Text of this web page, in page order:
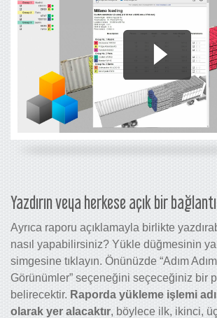
Yazdırın veya herkese açık bir
Ayrıca raporu açıklamayla birlikte
nasıl yapabilirsiniz? Yükle düğmesinin
simgesine tıklayın. Önünüzde “Adım
Görünümler” seçeneğini seçeceğiniz bir
belirecektir. Raporda yükleme işlemi
olarak yer alacaktır, böylece ilk, ikinci,